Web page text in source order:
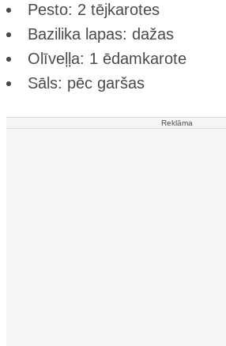
Pesto: 2 tējkarotes
Bazilika lapas: dažas
Olīveļļa: 1 ēdamkarote
Sāls: pēc garšas
Reklāma